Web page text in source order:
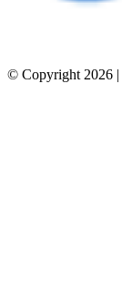
© Copyright 2026 |